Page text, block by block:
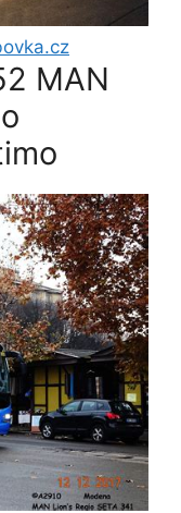
MAN